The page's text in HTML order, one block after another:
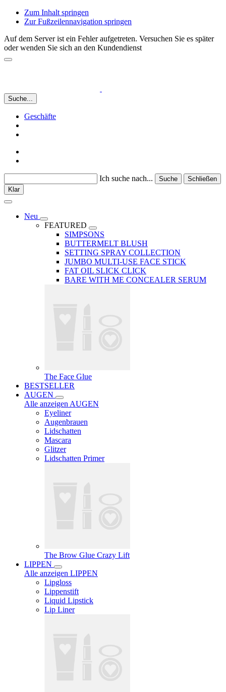
Zum Inhalt springen
Zur Fußzeilennavigation springen
Auf dem Server ist ein Fehler aufgetreten. Versuchen Sie es später
oder wenden Sie sich an den Kundendienst
Suche...
Geschäfte
Ich suche nach... Suche
Schließen
Klar
Neu
FEATURED
SIMPSONS
BUTTERMELT BLUSH
SETTING SPRAY COLLECTION
JUMBO MULTI-USE FACE STICK
FAT OIL SLICK CLICK
BARE WITH ME CONCEALER SERUM
The Face Glue
BESTSELLER
AUGEN
Alle anzeigen AUGEN
Eyeliner
Augenbrauen
Lidschatten
Mascara
Glitzer
Lidschatten Primer
The Brow Glue Crazy Lift
LIPPEN
Alle anzeigen LIPPEN
Lipgloss
Lippenstift
Liquid Lipstick
Lip Liner